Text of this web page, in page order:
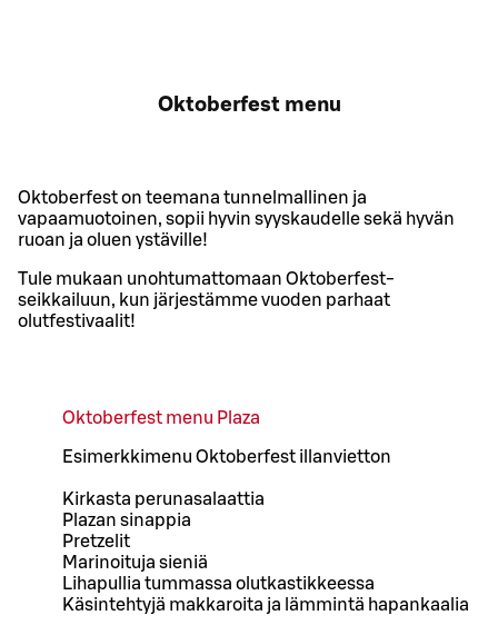
Oktoberfest menu
Oktoberfest on teemana tunnelmallinen ja
vapaamuotoinen, sopii hyvin syyskaudelle sekä hyvän
ruoan ja oluen ystäville!
Tule mukaan unohtumattomaan Oktoberfest-
seikkailuun, kun järjestämme vuoden parhaat
olutfestivaalit!
Oktoberfest menu Plaza
Esimerkkimenu Oktoberfest illanvietton
Kirkasta perunasalaattia
Plazan sinappia
Pretzelit
Marinoituja sieniä
Lihapullia tummassa olutkastikkeessa
Käsintehtyjä makkaroita ja lämmintä hapankaalia